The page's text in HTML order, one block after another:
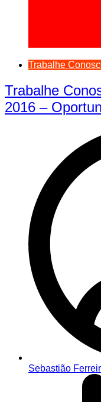
Trabalhe
Trabalhe
2016 –
Sebastião